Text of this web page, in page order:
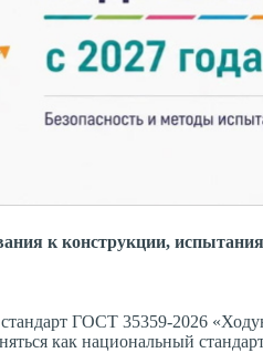
к конструкции,
ГОСТ 35359-2026
как национальный